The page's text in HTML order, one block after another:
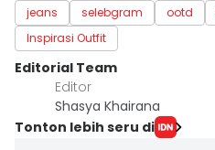
jeans selebgram ootd
Inspirasi Outfit
Editorial Team
Editor
Shasya Khairana
Tonton lebih seru di